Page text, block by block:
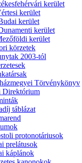
kerület
kerület
kerület
kerület
kerület
körzetek
2003-tól
Törvénykönyv
Direktórium
táblázat
protonotáriusok
prelátusok
káplánok